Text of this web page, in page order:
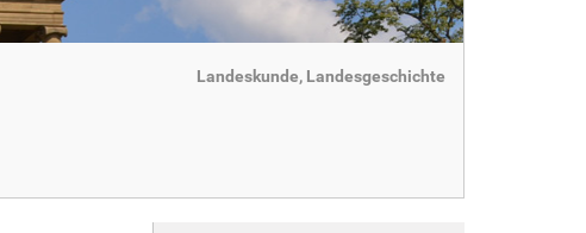
Landeskunde, Landesgeschichte